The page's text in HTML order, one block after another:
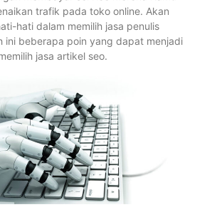
trafik pada toko online. Akan
hati dalam memilih jasa penulis
ini beberapa poin yang dapat menjadi
jasa artikel seo.